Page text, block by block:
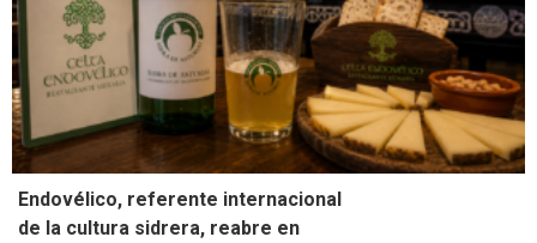
Endovélico, referente internacional
de la cultura sidrera, reabre en